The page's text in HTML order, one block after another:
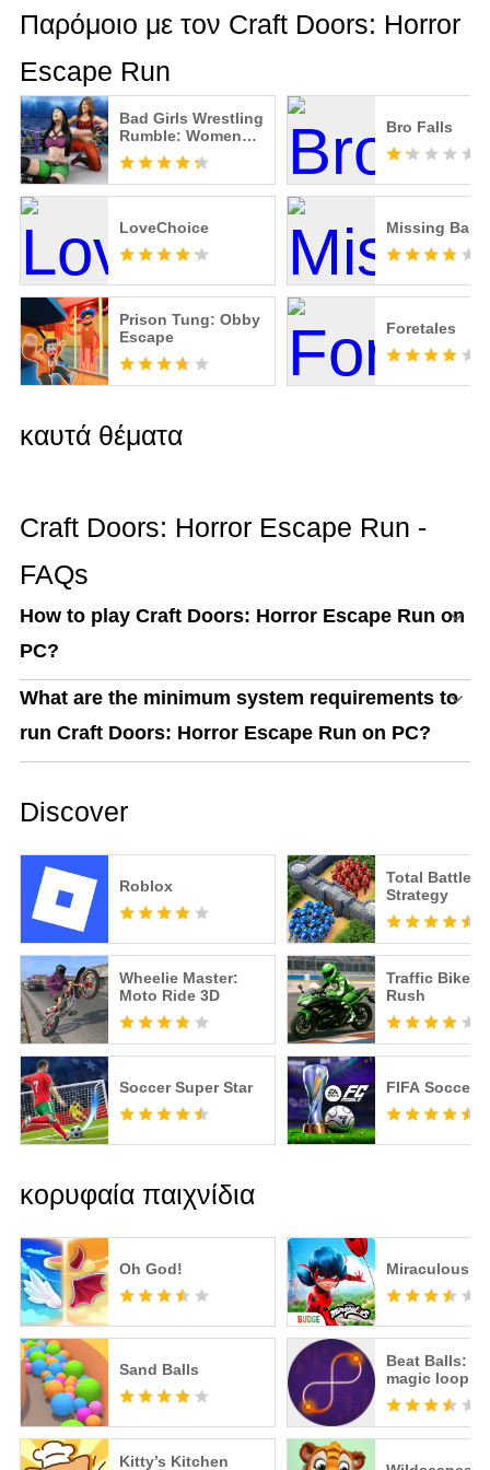
Παρόμοιο με τον Craft Doors: Horror
Escape Run
Bad Girls Wrestling
Rumble: Women
Fighting Games
Bro Falls
LoveChoice Missing
Prison Tung: Obby
Escape
Foretales
καυτά θέματα
Craft Doors: Horror Escape Run -
FAQs
How to play Craft Doors: Horror Escape Run on
PC?
What are the minimum system requirements to
run Craft Doors: Horror Escape Run on PC?
Discover
Roblox
Total Battle:
Strategy
Wheelie Master:
Moto Ride 3D
Traffic Bike
Rush
Soccer Super Star FIFA Soccer
κορυφαία παιχνίδια
Oh God!
Sand Balls
Kitty’s Kitchen
Miraculous
Beat Balls:
magic loop